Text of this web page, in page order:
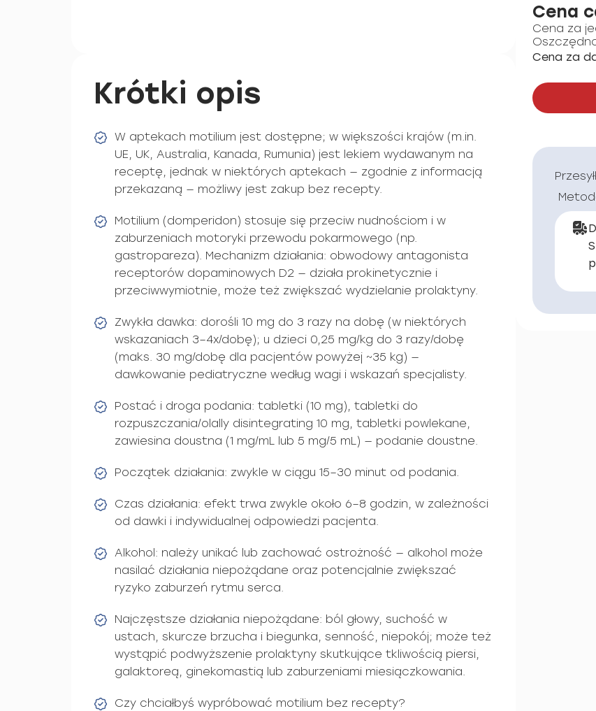
Krótki opis
W aptekach motilium jest dostępne; w większości krajów (m.in.
UE, UK, Australia, Kanada, Rumunia) jest lekiem wydawanym na
receptę, jednak w niektórych aptekach — zgodnie z informacją
przekazaną — możliwy jest zakup bez recepty.
Motilium (domperidon) stosuje się przeciw nudnościom i w
zaburzeniach motoryki przewodu pokarmowego (np.
gastropareza). Mechanizm działania: obwodowy antagonista
receptorów dopaminowych D2 — działa prokinetycznie i
przeciwwymiotnie, może też zwiększać wydzielanie prolaktyny.
Zwykła dawka: dorośli 10 mg do 3 razy na dobę (w niektórych
wskazaniach 3–4x/dobę); u dzieci 0,25 mg/kg do 3 razy/dobę
(maks. 30 mg/dobę dla pacjentów powyżej ~35 kg) —
dawkowanie pediatryczne według wagi i wskazań specjalisty.
Postać i droga podania: tabletki (10 mg), tabletki do
rozpuszczania/olally disintegrating 10 mg, tabletki powlekane,
zawiesina doustna (1 mg/mL lub 5 mg/5 mL) — podanie doustne.
Początek działania: zwykle w ciągu 15–30 minut od podania.
Czas działania: efekt trwa zwykle około 6–8 godzin, w zależności
od dawki i indywidualnej odpowiedzi pacjenta.
Alkohol: należy unikać lub zachować ostrożność — alkohol może
nasilać działania niepożądane oraz potencjalnie zwiększać
ryzyko zaburzeń rytmu serca.
Najczęstsze działania niepożądane: ból głowy, suchość w
ustach, skurcze brzucha i biegunka, senność, niepokój; może też
wystąpić podwyższenie prolaktyny skutkujące tkliwością piersi,
galaktoreą, ginekomastią lub zaburzeniami miesiączkowania.
Czy chciałbyś wypróbować motilium bez recepty?
Cena
Cena za
Cena za